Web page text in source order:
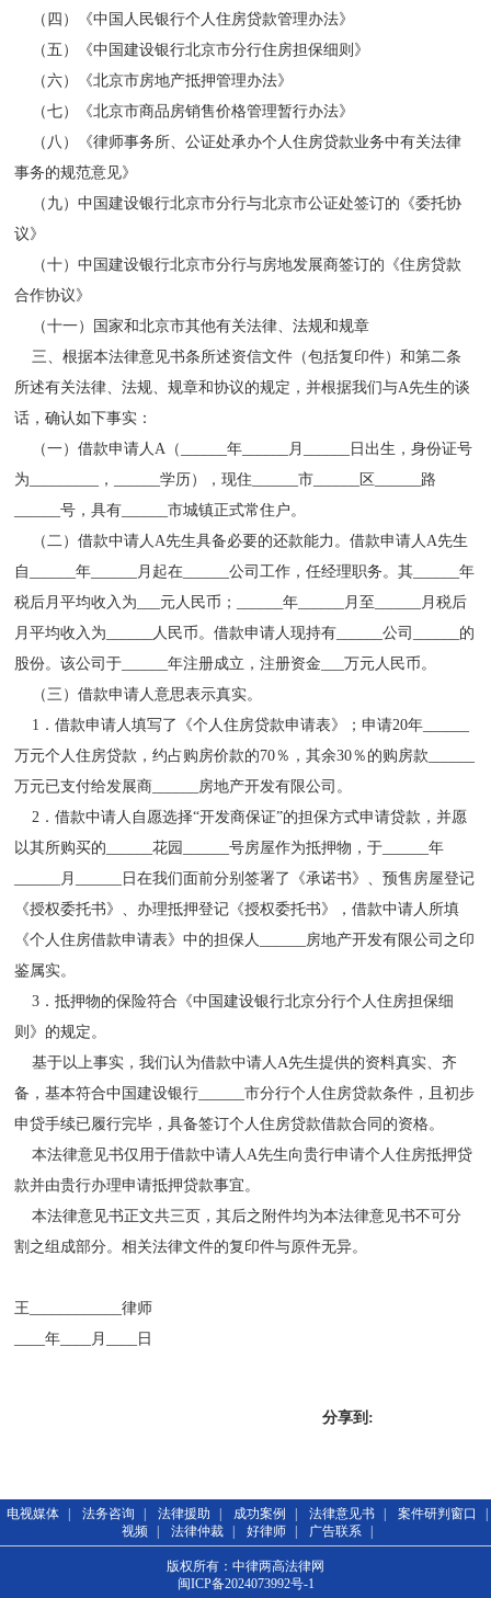
（四）《中国人民银行个人住房贷款管理办法》
（五）《中国建设银行北京市分行住房担保细则》
（六）《北京市房地产抵押管理办法》
（七）《北京市商品房销售价格管理暂行办法》
（八）《律师事务所、公证处承办个人住房贷款业务中有关法律
事务的规范意见》
（九）中国建设银行北京市分行与北京市公证处签订的《委托协
议》
（十）中国建设银行北京市分行与房地发展商签订的《住房贷款
合作协议》
（十一）国家和北京市其他有关法律、法规和规章
三、根据本法律意见书条所述资信文件（包括复印件）和第二条
所述有关法律、法规、规章和协议的规定，并根据我们与A先生的谈
话，确认如下事实：
（一）借款申请人A（______年______月______日出生，身份证号
为_________，______学历），现住______市______区______路
______号，具有______市城镇正式常住户。
（二）借款中请人A先生具备必要的还款能力。借款申请人A先生
自______年______月起在______公司工作，任经理职务。其______年
税后月平均收入为___元人民币；______年______月至______月税后
月平均收入为______人民币。借款申请人现持有______公司______的
股份。该公司于______年注册成立，注册资金___万元人民币。
（三）借款申请人意思表示真实。
1．借款申请人填写了《个人住房贷款申请表》；申请20年______
万元个人住房贷款，约占购房价款的70％，其余30％的购房款______
万元已支付给发展商______房地产开发有限公司。
2．借款中请人自愿选择“开发商保证”的担保方式申请贷款，并愿
以其所购买的______花园______号房屋作为抵押物，于______年
______月______日在我们面前分别签署了《承诺书》、预售房屋登记
《授权委托书》、办理抵押登记《授权委托书》，借款中请人所填
《个人住房借款申请表》中的担保人______房地产开发有限公司之印
鉴属实。
3．抵押物的保险符合《中国建设银行北京分行个人住房担保细
则》的规定。
基于以上事实，我们认为借款中请人A先生提供的资料真实、齐
备，基本符合中国建设银行______市分行个人住房贷款条件，且初步
申贷手续已履行完毕，具备签订个人住房贷款借款合同的资格。
本法律意见书仅用于借款中请人A先生向贵行申请个人住房抵押贷
款并由贵行办理申请抵押贷款事宜。
本法律意见书正文共三页，其后之附件均为本法律意见书不可分
割之组成部分。相关法律文件的复印件与原件无异。
王____________律师
____年____月____日
分享到:
电视媒体 法务咨询 法律援助 成功案例 法律意见书 案件研判窗口
视频
法律仲裁 好律师 广告联系
版权所有：中律两高法律网
闽ICP备2024073992号-1